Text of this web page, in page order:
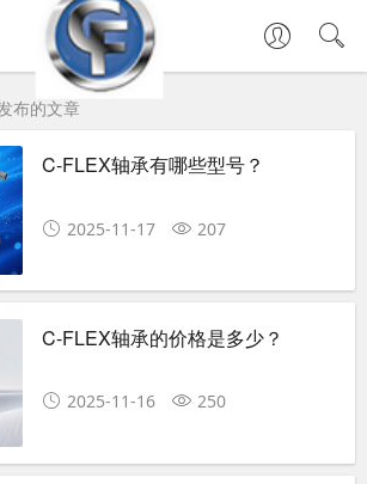
布的文章
C-FLEX轴承有哪些型号？
2025-11-17 207
C-FLEX轴承的价格是多少？
2025-11-16 250